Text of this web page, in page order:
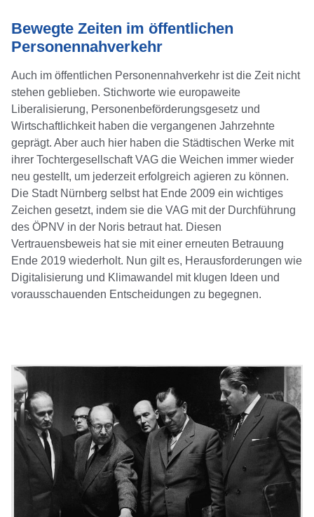
Bewegte Zeiten im öffentlichen
Personennahverkehr
Auch im öffentlichen Personennahverkehr ist die Zeit nicht
stehen geblieben. Stichworte wie europaweite
Liberalisierung, Personenbeförderungsgesetz und
Wirtschaftlichkeit haben die vergangenen Jahrzehnte
geprägt. Aber auch hier haben die Städtischen Werke mit
ihrer Tochtergesellschaft VAG die Weichen immer wieder
neu gestellt, um jederzeit erfolgreich agieren zu können.
Die Stadt Nürnberg selbst hat Ende 2009 ein wichtiges
Zeichen gesetzt, indem sie die VAG mit der Durchführung
des ÖPNV in der Noris betraut hat. Diesen
Vertrauensbeweis hat sie mit einer erneuten Betrauung
Ende 2019 wiederholt. Nun gilt es, Herausforderungen wie
Digitalisierung und Klimawandel mit klugen Ideen und
vorausschauenden Entscheidungen zu begegnen.